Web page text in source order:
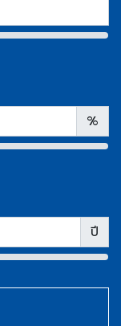
%
ปี